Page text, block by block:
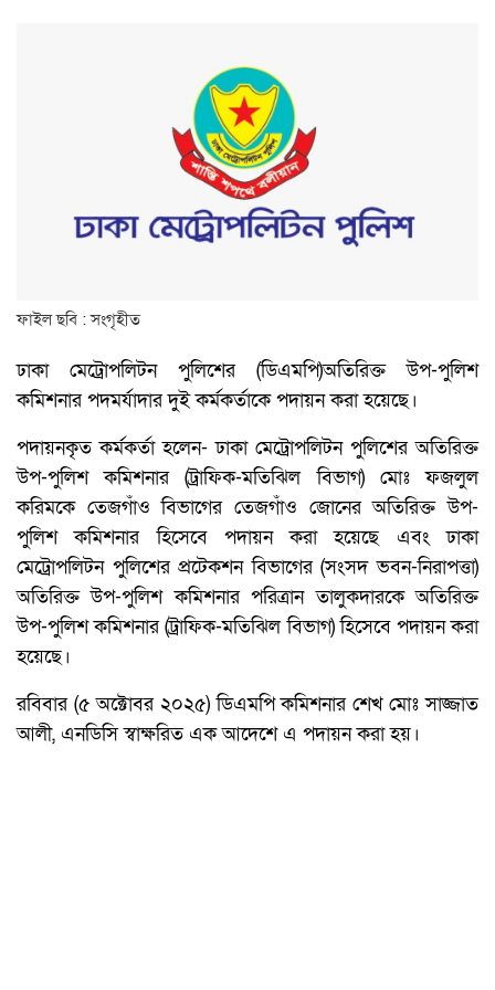
ফাইল ছবি : সংগৃহীত
ঢাকা মেট্রোপলিটন পুলিশের (ডিএমপি)অতিরিক্ত উপ-পুলিশ
কমিশনার পদমর্যাদার দুই কর্মকর্তাকে পদায়ন করা হয়েছে।
পদায়নকৃত কর্মকর্তা হলেন- ঢাকা মেট্রোপলিটন পুলিশের অতিরিক্ত
উপ-পুলিশ কমিশনার (ট্রাফিক-মতিঝিল বিভাগ) মোঃ ফজলুল
করিমকে তেজগাঁও বিভাগের তেজগাঁও জোনের অতিরিক্ত উপ-
পুলিশ কমিশনার হিসেবে পদায়ন করা হয়েছে এবং ঢাকা
মেট্রোপলিটন পুলিশের প্রটেকশন বিভাগের (সংসদ ভবন-নিরাপত্তা)
অতিরিক্ত উপ-পুলিশ কমিশনার পরিত্রান তালুকদারকে অতিরিক্ত
উপ-পুলিশ কমিশনার (ট্রাফিক-মতিঝিল বিভাগ) হিসেবে পদায়ন করা
হয়েছে।
রবিবার (৫ অক্টোবর ২০২৫) ডিএমপি কমিশনার শেখ মোঃ সাজ্জাত
আলী, এনডিসি স্বাক্ষরিত এক আদেশে এ পদায়ন করা হয়।